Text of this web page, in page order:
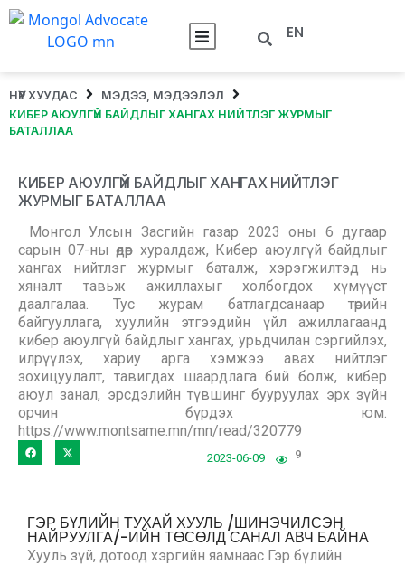
EN
НҮҮР ХУУДАС
МЭДЭЭ, МЭДЭЭЛЭЛ
КИБЕР АЮУЛГҮЙ БАЙДЛЫГ ХАНГАХ НИЙТЛЭГ ЖУРМЫГ
БАТАЛЛАА
КИБЕР АЮУЛГҮЙ БАЙДЛЫГ ХАНГАХ НИЙТЛЭГ
ЖУРМЫГ БАТАЛЛАА
Монгол Улсын Засгийн газар 2023 оны 6 дугаар
сарын 07-ны өдөр хуралдаж, Кибер аюулгүй байдлыг
хангах нийтлэг журмыг баталж, хэрэгжилтэд нь
хяналт тавьж ажиллахыг холбогдох хүмүүст
даалгалаа. Тус журам батлагдсанаар төрийн
байгууллага, хуулийн этгээдийн үйл ажиллагаанд
кибер аюулгүй байдлыг хангах, урьдчилан сэргийлэх,
илрүүлэх, хариу арга хэмжээ авах нийтлэг
зохицуулалт, тавигдах шаардлага бий болж, кибер
аюул занал, эрсдэлийн түвшинг бууруулах эрх зүйн
орчин бүрдэх юм.
https://www.montsame.mn/mn/read/320779
2023-06-09 9
ГЭР БҮЛИЙН ТУХАЙ ХУУЛЬ /ШИНЭЧИЛСЭН
НАЙРУУЛГА/-ИЙН ТӨСӨЛД САНАЛ АВЧ БАЙНА
Хууль зүй, дотоод хэргийн яамнаас Гэр бүлийн